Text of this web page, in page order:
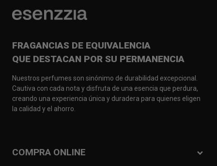
FRAGANCIAS DE EQUIVALENCIA
QUE DESTACAN POR SU PERMANENCIA
Nuestros perfumes son sinónimo de durabilidad excepcional.
Cautiva con cada nota y disfruta de una esencia que perdura,
creando una experiencia única y duradera para quienes eligen
la calidad y el ahorro.
COMPRA ONLINE